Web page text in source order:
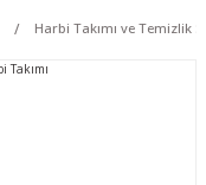
Harbi Takımı ve Temizlik